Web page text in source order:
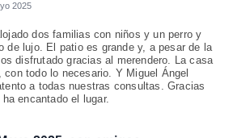
2025
dos familias con niños y un perro y
de lujo. El patio es grande y, a pesar de la
disfrutado gracias al merendero. La casa
con todo lo necesario. Y Miguel Ángel
a todas nuestras consultas. Gracias
encantado el lugar.